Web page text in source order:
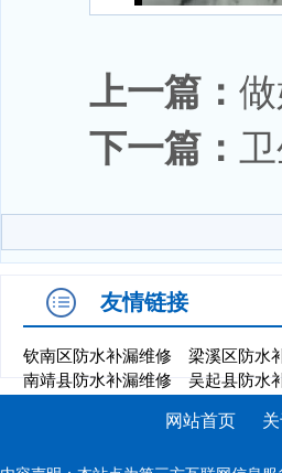
上一篇：
下一篇：
友情链接
钦南区防水补漏维修 梁溪区防水
南靖县防水补漏维修
吴起县防水
网站首页